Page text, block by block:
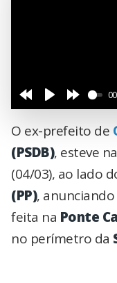
O ex-prefeito de
(PSDB), esteve
(04/03), ao lado
(PP),
feita na Ponte
no perímetro da